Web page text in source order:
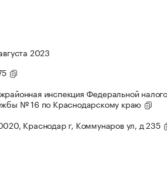
2023
инспекция Федеральной
№ 16 по Краснодарскому краю
Краснодар г, Коммунаров ул, д 235